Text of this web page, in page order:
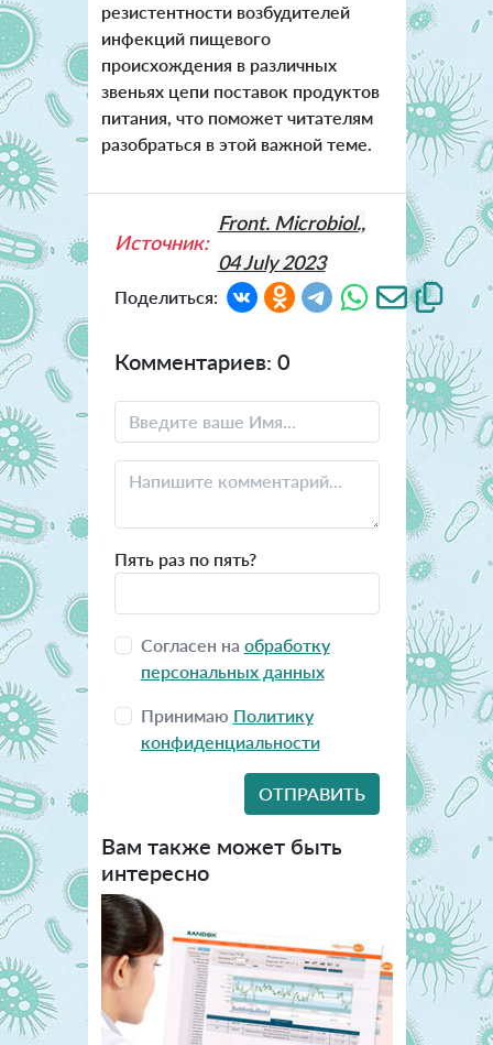
резистентности возбудителей
инфекций пищевого
происхождения в различных
звеньях цепи поставок продуктов
питания, что поможет читателям
разобраться в этой важной теме.
Источник:
Front. Microbiol.,
04 July 2023
Поделиться:
Комментариев: 0
Пять раз по пять?
Согласен на обработку
персональных данных
Принимаю Политику
конфиденциальности
Вам также может быть
интересно